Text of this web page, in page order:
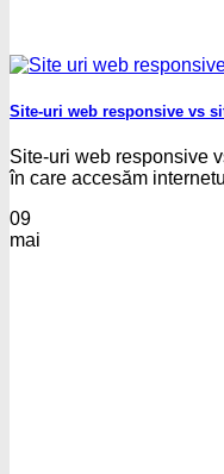
Site-uri web responsive vs
Site-uri web responsive
în care accesăm
09
mai